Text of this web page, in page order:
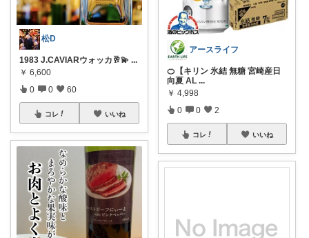
松D
1983 J.CAVIARウォッカ🥂💫 ...
￥ 6,600
0 0 60
コレ いいね
アースライフ
🍊【キリン 氷結 無糖 宮崎産日
向夏 AL ...
￥ 4,998
0 0 2
コレ いいね